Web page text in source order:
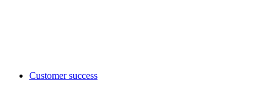
Customer success